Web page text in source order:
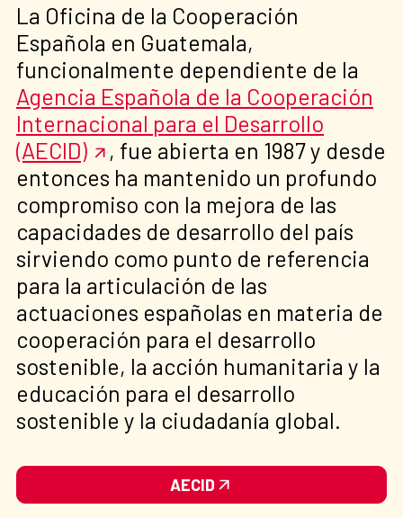
La Oficina de la Cooperación
Española en Guatemala,
funcionalmente dependiente de la
Agencia Española de la Cooperación
Internacional para el Desarrollo
(AECID)
, fue abierta en 1987 y desde
entonces ha mantenido un profundo
compromiso con la mejora de las
capacidades de desarrollo del país
sirviendo como punto de referencia
para la articulación de las
actuaciones españolas en materia de
cooperación para el desarrollo
sostenible, la acción humanitaria y la
educación para el desarrollo
sostenible y la ciudadanía global.
AECID